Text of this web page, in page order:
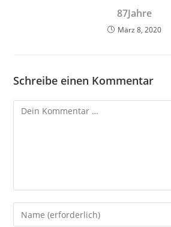
87Jahre
März 8, 2020
Schreibe einen Kommentar